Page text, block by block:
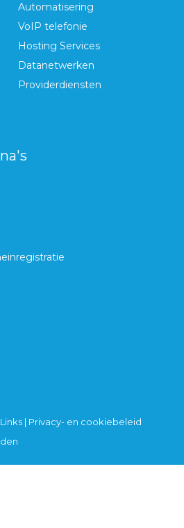
Automatisering
VoIP telefonie
Hosting Services
Datanetwerken
Providerdiensten
Links | Privacy- en cookiebeleid